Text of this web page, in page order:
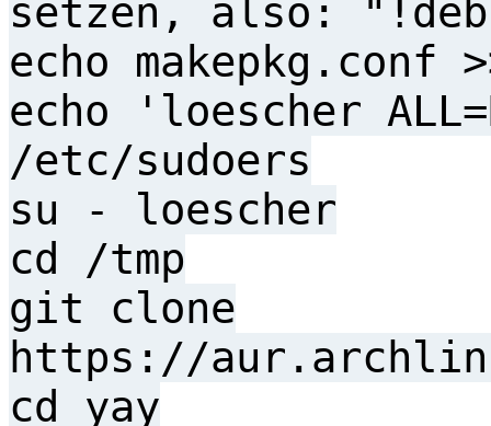
setzen, also:
echo makepkg.conf
echo 'loescher
/etc/sudoers
su - loescher
cd /tmp
git clone
https://
cd yay